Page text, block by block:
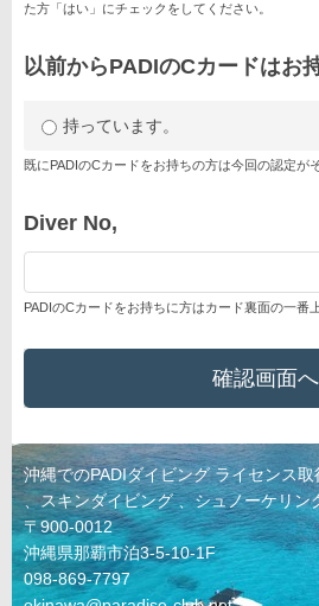
た方「はい」にチェックをしてください。
以前からPADIのCカードはお
持っています。
既にPADIのCカードをお持ちの方は今回の認定が
Diver No,
PADIのCカードをお持ちに方はカード裏面の一番
沖縄でのPADIダイビング ライセンス
、スキンダイビング 、シュノーケリン
〒900-0012
沖縄県那覇市泊3-5-10-1F
098-869-7797